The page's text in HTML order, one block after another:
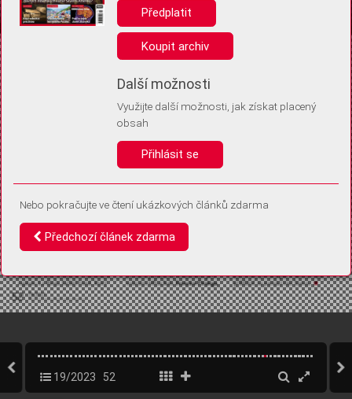
uložením volitelných informací:
Anonymní unikátní ID
Díky němu příště poznáme, že se jedná o stejné zařízení, a
Identifikátor je zcela anonymní.
Vaše souhlasy a odmítnutí si ukládáme do vašeho zařízení, abychom se
vás už příště znovu neptali. Můžete je kdykoli později upravit ve Správě
19/2023 52
Předplatit
Koupit archiv
Další možnosti
Využijte další možnosti, jak získat placený
obsah
Přihlásit se
Nebo pokračujte ve čtení ukázkových článků zdarma
Předchozí článek zdarma